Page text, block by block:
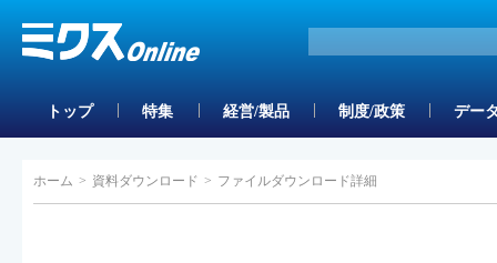
トップ 特集 経営/製品 制度/政策 デー
ホーム > 資料ダウンロード > ファイルダウンロード詳細